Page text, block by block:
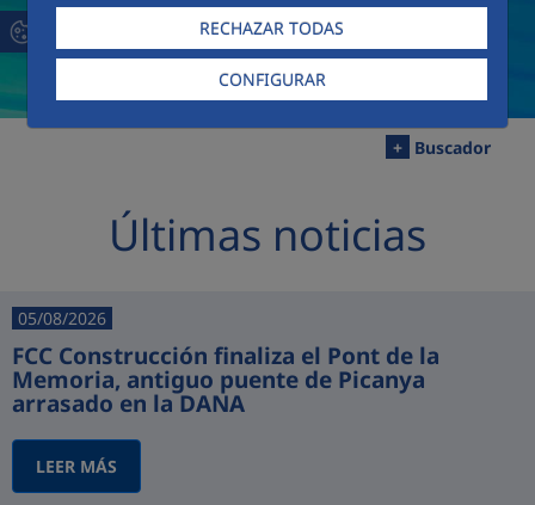
RECHAZAR TODAS
CONFIGURAR
+ Buscador
Últimas noticias
05/08/2026
FCC Construcción finaliza el Pont de la
Memoria, antiguo puente de Picanya
arrasado en la DANA
LEER MÁS